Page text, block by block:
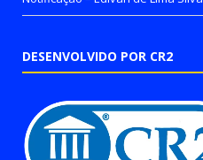
DESENVOLVIDO POR CR2